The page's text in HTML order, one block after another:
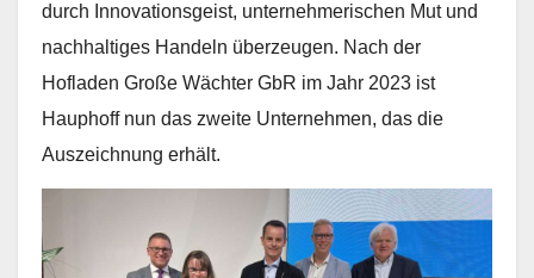
durch Innovationsgeist, unternehmerischen Mut und
nachhaltiges Handeln überzeugen. Nach der
Hofladen Große Wächter GbR im Jahr 2023 ist
Hauphoff nun das zweite Unternehmen, das die
Auszeichnung erhält.